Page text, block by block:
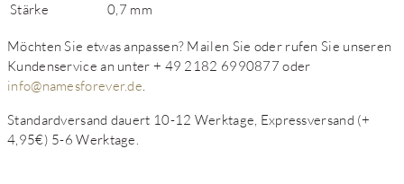
Stärke
0,7 mm
Möchten Sie etwas anpassen? Mailen Sie oder rufen Sie unseren
Kundenservice an unter + 49 2182 6990877 oder
info@namesforever.de
Standardversand dauert 10-12 Werktage, Expressversand (+
4,95€) 5-6 Werktage.